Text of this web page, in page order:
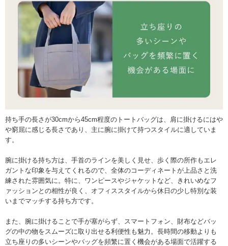
持ち手の長さが30cmから45cm程度のトートバッグは、肩に掛けるにはや
や窮屈に感じる長さであり、主に腕に掛けて持つスタイルに適していま
す。
腕に掛ける持ち方は、手首のラインを美しく見せ、歩く際の所作もエレ
ガントな印象を与えてくれるので、全体のコーディネートが上品さと洗
練された雰囲気に。特に、ワンピースやジャケットなど、きれいめなフ
ァッションとの相性が良く、オフィススタイルから休日の少し特別な装
いまでマッチする持ち方です。
また、腕に掛けることで手が塞がらず、スマートフォン、財布などバッ
グの中の物をスムーズに取り出せる利便性も魅力。長時間の移動よりも
立ち座りの多いシーンやバッグを頻繁に置く機会がある場面で活躍する